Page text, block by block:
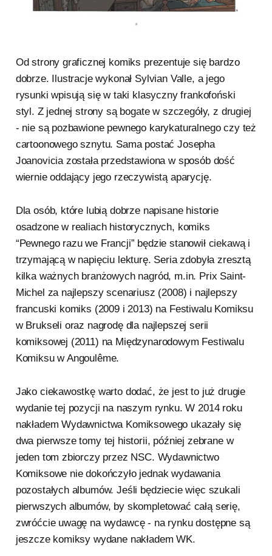
Od strony graficznej komiks prezentuje się bardzo
dobrze. Ilustracje wykonał Sylvian Valle, a jego
rysunki wpisują się w taki klasyczny frankofoński
styl. Z jednej strony są bogate w szczegóły, z drugiej
- nie są pozbawione pewnego karykaturalnego czy też
cartoonowego sznytu. Sama postać Josepha
Joanovicia została przedstawiona w sposób dość
wiernie oddający jego rzeczywistą aparycję.
Dla osób, które lubią dobrze napisane historie
osadzone w realiach historycznych, komiks
“Pewnego razu we Francji” będzie stanowił ciekawą i
trzymającą w napięciu lekturę. Seria zdobyła zresztą
kilka ważnych branżowych nagród, m.in. Prix Saint-
Michel za najlepszy scenariusz (2008) i najlepszy
francuski komiks (2009 i 2013) na Festiwalu Komiksu
w Brukseli oraz nagrodę dla najlepszej serii
komiksowej (2011) na Międzynarodowym Festiwalu
Komiksu w Angoulême.
Jako ciekawostkę warto dodać, że jest to już drugie
wydanie tej pozycji na naszym rynku. W 2014 roku
nakładem Wydawnictwa Komiksowego ukazały się
dwa pierwsze tomy tej historii, później zebrane w
jeden tom zbiorczy przez NSC. Wydawnictwo
Komiksowe nie dokończyło jednak wydawania
pozostałych albumów. Jeśli będziecie więc szukali
pierwszych albumów, by skompletować całą serię,
zwróćcie uwagę na wydawcę - na rynku dostępne są
jeszcze komiksy wydane nakładem WK.